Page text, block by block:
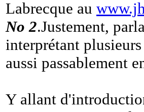
Labrecque au
No 2.Justement,
interprétant
aussi passablement
Y allant